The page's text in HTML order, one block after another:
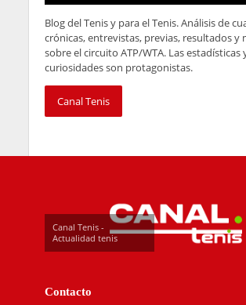
Blog del Tenis y para el Tenis. Análisis de
crónicas, entrevistas, previas, resultados y
sobre el circuito ATP/WTA. Las estadísticas
curiosidades son protagonistas.
Canal Tenis
Canal Tenis -
Actualidad tenis
Contacto